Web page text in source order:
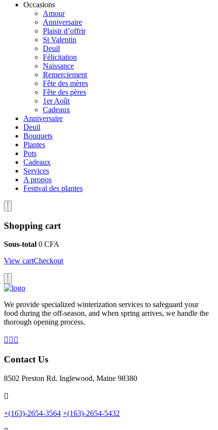
Occasions
Amour
Anniversaire
Plaisir d’offrir
St Valentin
Deuil
Félicitation
Naissance
Remerciement
Fête des mères
Fête des pères
1er Août
Cadeaux
Anniversaire
Deuil
Bouquets
Plantes
Pots
Cadeaux
Services
A propos
Festival des plantes
Shopping cart
Sous-total 0 CFA
View cartCheckout
We provide specialized winterization services to safeguard your
food during the off-season, and when spring arrives, we handle the
thorough opening process.
Contact Us
8502 Preston Rd. Inglewood, Maine 98380
+(163)-2654-3564 +(163)-2654-5432